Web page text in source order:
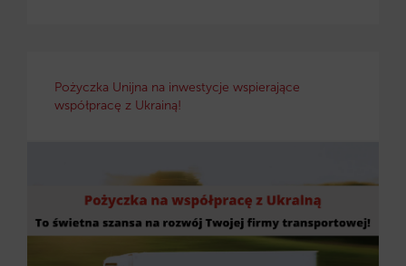
Pożyczka Unijna na inwestycje wspierające
współpracę z Ukrainą!